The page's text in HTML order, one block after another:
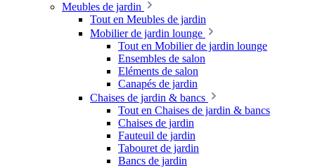
Meubles de jardin
Tout en Meubles de jardin
Mobilier de jardin lounge
Tout en Mobilier de jardin lounge
Ensembles de salon
Eléments de salon
Canapés de jardin
Chaises de jardin & bancs
Tout en Chaises de jardin & bancs
Chaises de jardin
Fauteuil de jardin
Tabouret de jardin
Bancs de jardin